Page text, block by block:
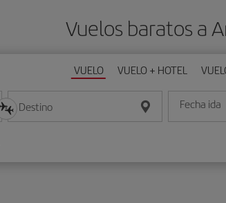
Vuelos baratos a
VUELO VUELO + HOTEL
Destino Fecha ida
Introduce la